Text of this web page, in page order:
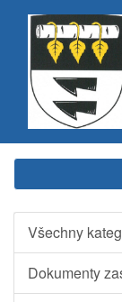
Všechny
Dokumenty